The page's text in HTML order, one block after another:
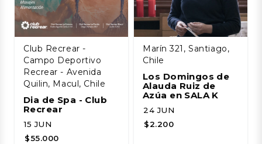
Club Recrear -
Campo Deportivo
Recrear - Avenida
Quilin, Macul, Chile
Dia de Spa - Club
Recrear
15 JUN
$55.000
Marín 321, Santiago,
Chile
Los Domingos de
Alauda Ruiz de
Azúa en SALA K
24 JUN
$2.200